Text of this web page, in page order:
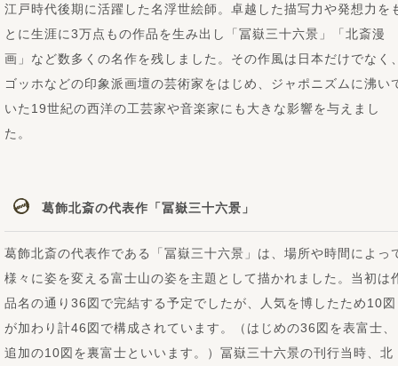
江戸時代後期に活躍した名浮世絵師。卓越した描写力や発想力を
とに生涯に3万点もの作品を生み出し「冨嶽三十六景」「北斎漫
画」など数多くの名作を残しました。その作風は日本だけでなく
ゴッホなどの印象派画壇の芸術家をはじめ、ジャポニズムに沸い
いた19世紀の西洋の工芸家や音楽家にも大きな影響を与えまし
た。
葛飾北斎の代表作「冨嶽三十六景」
葛飾北斎の代表作である「冨嶽三十六景」は、場所や時間によっ
様々に姿を変える富士山の姿を主題として描かれました。当初は
品名の通り36図で完結する予定でしたが、人気を博したため10図
が加わり計46図で構成されています。（はじめの36図を表富士、
追加の10図を裏富士といいます。）冨嶽三十六景の刊行当時、北